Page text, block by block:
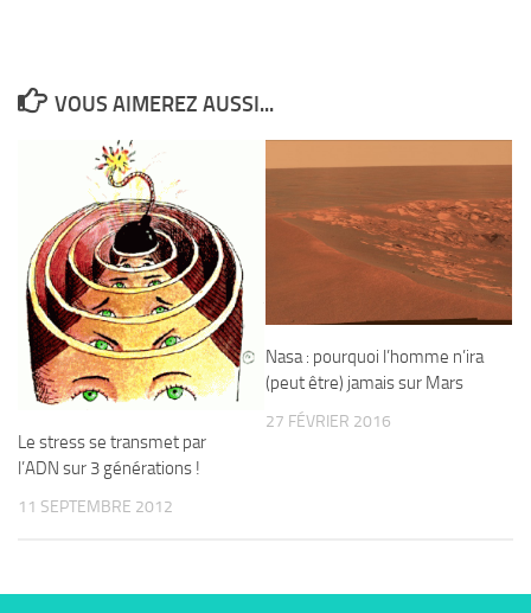
VOUS AIMEREZ AUSSI...
Le stress se transmet par
l’ADN sur 3 générations !
11 SEPTEMBRE 2012
Nasa : pourquoi l’homme n’ira
(peut être) jamais sur Mars
27 FÉVRIER 2016